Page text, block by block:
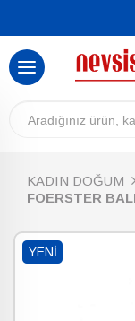
KADIN DOĞUM
FOERSTER
YENI